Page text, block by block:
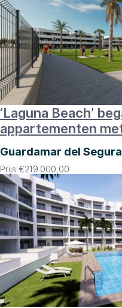
‘Laguna Beach’
appartementen
Guardamar del
Prijs €219.000,00